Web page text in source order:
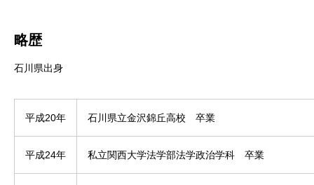
略歴
石川県出身
平成20年 石川県立金沢錦丘高校 卒業
平成24年 私立関西大学法学部法学政治学科 卒業